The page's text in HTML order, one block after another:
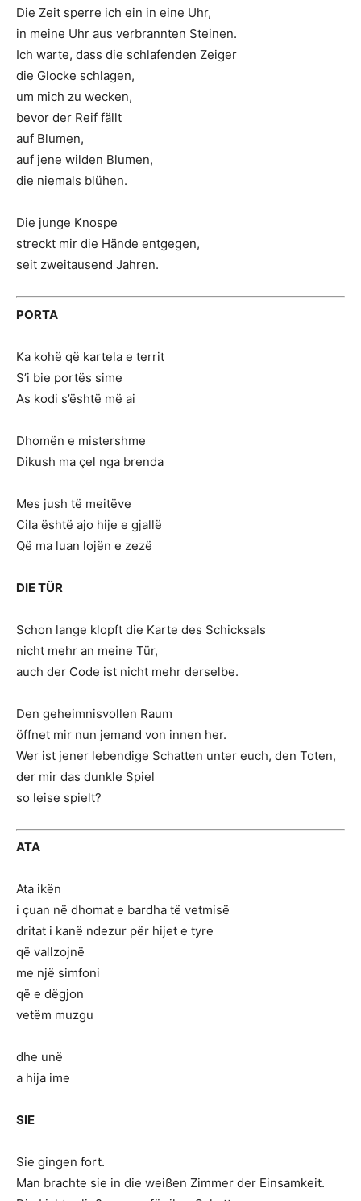
Die Zeit sperre ich ein in eine Uhr,
in meine Uhr aus verbrannten Steinen.
Ich warte, dass die schlafenden Zeiger
die Glocke schlagen,
um mich zu wecken,
bevor der Reif fällt
auf Blumen,
auf jene wilden Blumen,
die niemals blühen.
Die junge Knospe
streckt mir die Hände entgegen,
seit zweitausend Jahren.
PORTA
Ka kohë që kartela e territ
S’i bie portës sime
As kodi s’është më ai
Dhomën e mistershme
Dikush ma çel nga brenda
Mes jush të meitëve
Cila është ajo hije e gjallë
Që ma luan lojën e zezë
DIE TÜR
Schon lange klopft die Karte des Schicksals
nicht mehr an meine Tür,
auch der Code ist nicht mehr derselbe.
Den geheimnisvollen Raum
öffnet mir nun jemand von innen her.
Wer ist jener lebendige Schatten unter euch, den Toten,
der mir das dunkle Spiel
so leise spielt?
ATA
Ata ikën
i çuan në dhomat e bardha të vetmisë
dritat i kanë ndezur për hijet e tyre
që vallzojnë
me një simfoni
që e dëgjon
vetëm muzgu
dhe unë
a hija ime
SIE
Sie gingen fort.
Man brachte sie in die weißen Zimmer der Einsamkeit.